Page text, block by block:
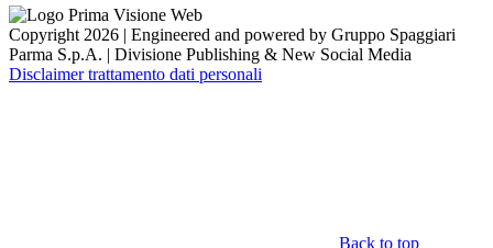
Copyright 2026 | Engineered and powered by Gruppo Spaggiari
Parma S.p.A. | Divisione Publishing & New Social Media
Disclaimer trattamento dati personali
Back to top